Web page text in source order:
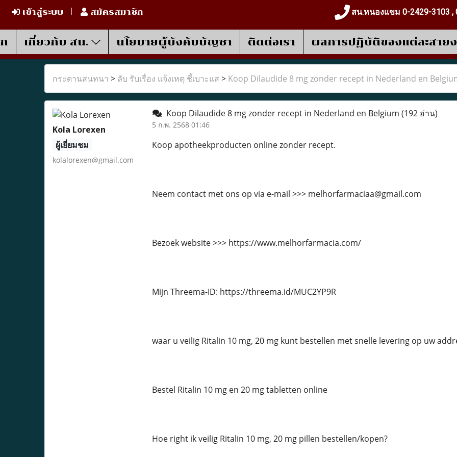
เข้าสู่ระบบ สมัครสมาชิก สน.หนองแขม 0-2429-3103 ,
เกี่ยวกับ สน. นโยบายผู้บังคับบัญชา ติดต่อเรา ผลการปฎิบัติของแต่ละสาย
กระดานสนทนา > ลับ รับเรื่อง แจ้งเหตุ ชี้เบาะแส > Koop Dilaudide 8 mg zonder recept in Nederland en
Kola Lorexen
ผู้เยี่ยมชม
kolalorexen@gmail.com
Koop Dilaudide 8 mg zonder recept in Nederland en Belgium (192 อ่าน)
5 ก.พ. 2568 01:46
Koop apotheekproducten online zonder recept.
Neem contact met ons op via e-mail >>> melhorfarmaciaa@gmail.com
Bezoek website >>> https://www.melhorfarmacia.com/
Mijn Threema-ID: https://threema.id/MUC2YP9R
waar u veilig Ritalin 10 mg, 20 mg kunt bestellen met snelle levering op uw
Bestel Ritalin 10 mg en 20 mg tabletten online
Hoe right ik veilig Ritalin 10 mg, 20 mg pillen bestellen/kopen?